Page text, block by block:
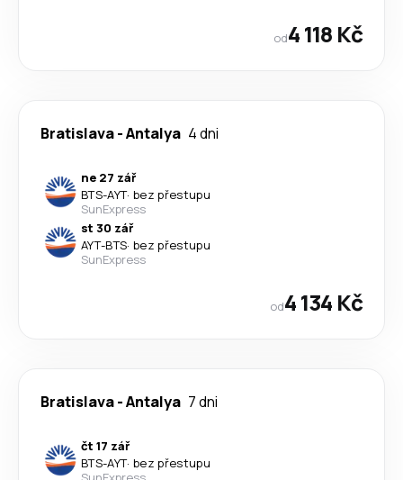
od4 118 Kč
Bratislava-Antalya 4 dni
ne 27 zář
BTS-AYT· bez přestupu
SunExpress
st 30 zář
AYT-BTS· bez přestupu
SunExpress
od4 134 Kč
Bratislava-Antalya 7 dni
čt 17 zář
BTS-AYT· bez přestupu